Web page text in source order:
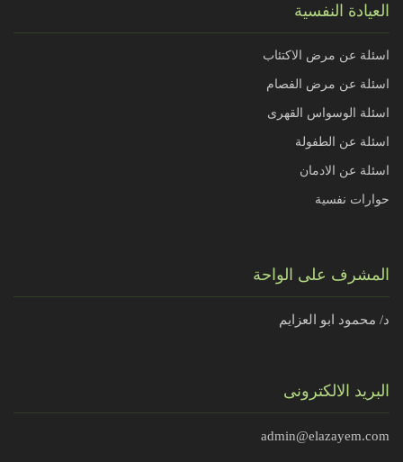
العيادة النفسية
اسئلة عن مرض الاكتئاب
اسئلة عن مرض الفصام
اسئلة الوسواس القهرى
اسئلة عن الطفولة
اسئلة عن الادمان
حوارات نفسية
المشرف على الواحة
د/ محمود ابو العزايم
البريد الالكترونى
admin@elazayem.com